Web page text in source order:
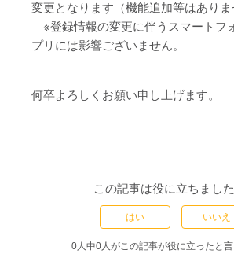
変更となります（機能追加等はありま
※登録情報の変更に伴うスマートフ
プリには影響ございません。
何卒よろしくお願い申し上げます。
この記事は役に立ちまし
はい いいえ
0人中0人がこの記事が役に立ったと